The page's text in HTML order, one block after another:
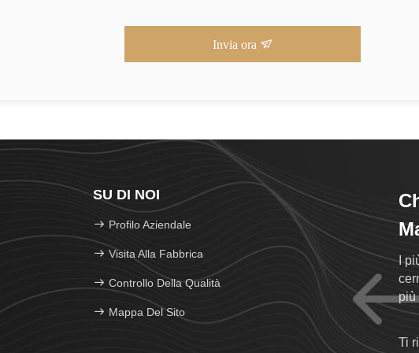
Invia ora
SU DI NOI
Profilo Aziendale
Visita Alla Fabbrica
Controllo Della Qualità
Mappa Del Sito
I
più
Ti